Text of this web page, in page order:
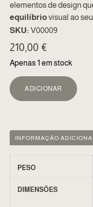
elementos de design
equilíbriovisual ao
SKU: V00009
210,00 €
Apenas 1 em stock
ADICIONAR
INFORMAÇÃO
PESO
DIMENSÕES